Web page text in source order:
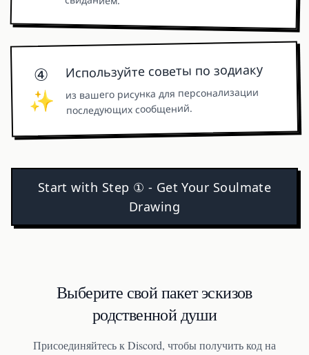
④
✨
Используйте советы по зодиаку
из вашего рисунка для персонализации
последующих сообщений.
Start with Step ① - Get Your Soulmate
Drawing
Выберите свой пакет эскизов
родственной души
Присоединяйтесь к Discord, чтобы получить код на